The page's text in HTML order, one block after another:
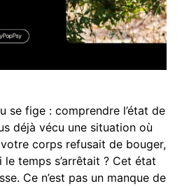
se fige : comprendre l’état de
déjà vécu une situation où
corps refusait de bouger,
temps s’arrêtait ? Cet état
Ce n’est pas un manque de